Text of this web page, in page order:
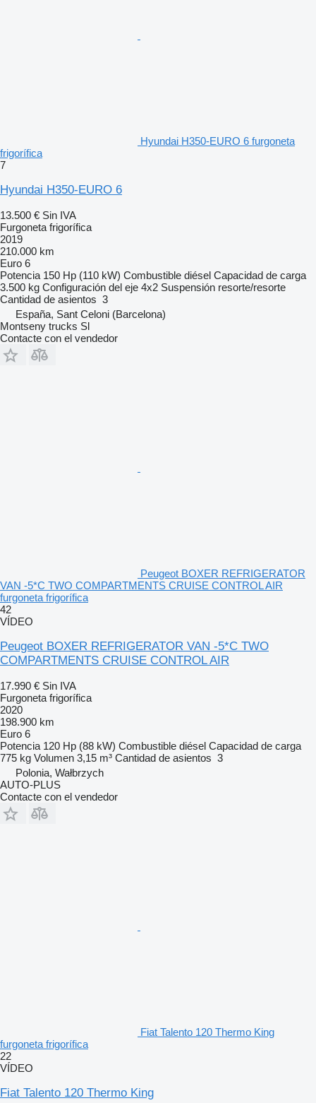
Hyundai H350-EURO 6 furgoneta
frigorífica
7
Hyundai H350-EURO 6
13.500 € Sin IVA
Furgoneta frigorífica
2019
210.000 km
Euro 6
Potencia 150 Hp (110 kW) Combustible diésel Capacidad de carga
3.500 kg Configuración del eje 4x2 Suspensión resorte/resorte
Cantidad de asientos 3
España, Sant Celoni (Barcelona)
Montseny trucks Sl
Contacte con el vendedor
Peugeot BOXER REFRIGERATOR
VAN -5*C TWO COMPARTMENTS CRUISE CONTROL AIR
furgoneta frigorífica
42
VÍDEO
Peugeot BOXER REFRIGERATOR VAN -5*C TWO
COMPARTMENTS CRUISE CONTROL AIR
17.990 € Sin IVA
Furgoneta frigorífica
2020
198.900 km
Euro 6
Potencia 120 Hp (88 kW) Combustible diésel Capacidad de carga
775 kg Volumen 3,15 m³ Cantidad de asientos 3
Polonia, Wałbrzych
AUTO-PLUS
Contacte con el vendedor
Fiat Talento 120 Thermo King
furgoneta frigorífica
22
VÍDEO
Fiat Talento 120 Thermo King